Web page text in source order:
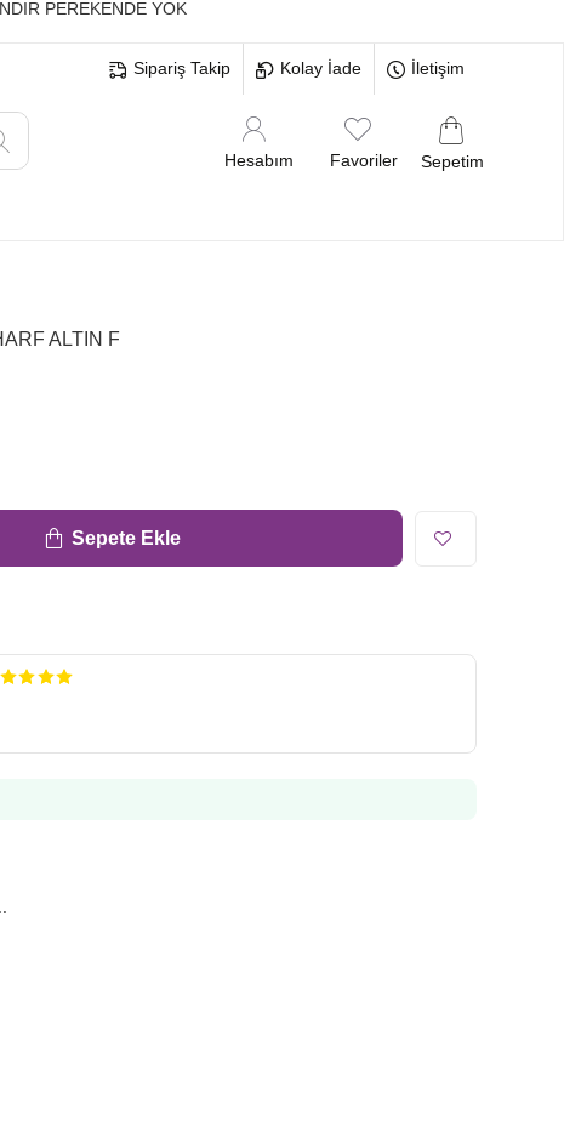
PEREKENDE YOK
Sipariş Takip Kolay İade İletişim
Hesabım Favoriler Sepetim
ALTIN F
Sepete Ekle